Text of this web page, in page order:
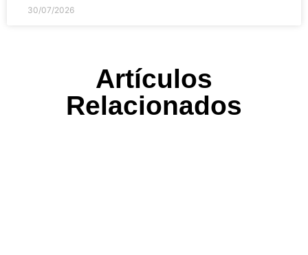
30/07/2026
Artículos
Relacionados